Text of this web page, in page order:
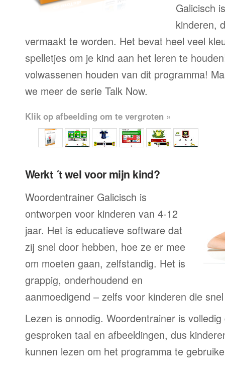
Galicisch
kinderen,
vermaakt te worden. Het bevat heel veel
spelletjes om je kind aan het leren te
volwassenen houden van dit programma!
we meer de serie Talk Now.
Klik op afbeelding om te vergroten »
Werkt ´t wel voor mijn kind?
Woordentrainer Galicisch is
ontworpen voor kinderen van 4-12
jaar. Het is educatieve software dat
zij snel door hebben, hoe ze er mee
om moeten gaan, zelfstandig. Het is
grappig, onderhoudend en
aanmoedigend – zelfs voor kinderen die
Lezen is onnodig. Woordentrainer is
gesproken taal en afbeeldingen, dus
kunnen lezen om het programma te